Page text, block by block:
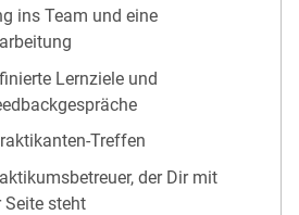
ins Team und eine
Lernziele und
Treffen
der Dir mit
Seite steht